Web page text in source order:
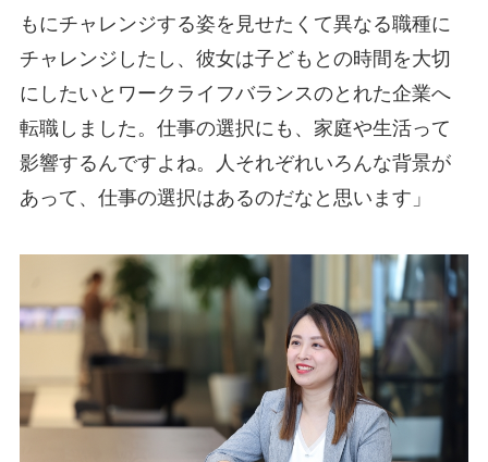
もにチャレンジする姿を見せたくて異なる職種に
チャレンジしたし、彼女は子どもとの時間を大切
にしたいとワークライフバランスのとれた企業へ
転職しました。仕事の選択にも、家庭や生活って
影響するんですよね。人それぞれいろんな背景が
あって、仕事の選択はあるのだなと思います」